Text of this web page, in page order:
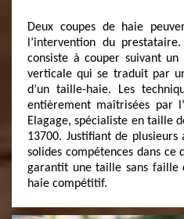
Deux coupes de haie
l’intervention du
consiste à couper suivant
verticale qui se traduit par
d’un taille-haie. Les
entièrement maîtrisées par
Elagage, spécialiste en taille
13700. Justifiant de plusieurs
solides compétences dans ce
garantit une taille sans
haie compétitif.